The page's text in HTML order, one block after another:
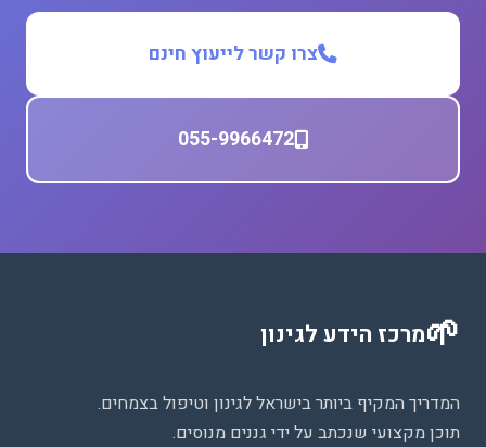
צרו קשר לייעוץ חינם
055-9966472
🌱מרכז הידע לגינון
המדריך המקיף ביותר בישראל לגינון וטיפול בצמחים.
תוכן מקצועי שנכתב על ידי גננים מנוסים.